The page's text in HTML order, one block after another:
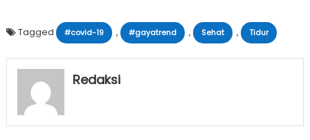
Tagged #covid-19 , #gayatrend , Sehat , Tidur
Redaksi